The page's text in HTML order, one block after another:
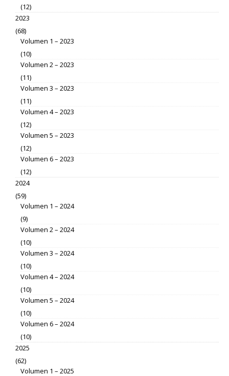
(12)
2023
(68)
Volumen 1 – 2023
(10)
Volumen 2 – 2023
(11)
Volumen 3 – 2023
(11)
Volumen 4 – 2023
(12)
Volumen 5 – 2023
(12)
Volumen 6 – 2023
(12)
2024
(59)
Volumen 1 – 2024
(9)
Volumen 2 – 2024
(10)
Volumen 3 – 2024
(10)
Volumen 4 – 2024
(10)
Volumen 5 – 2024
(10)
Volumen 6 – 2024
(10)
2025
(62)
Volumen 1 – 2025